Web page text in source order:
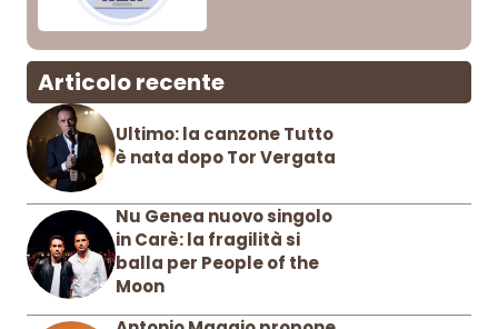
Articolo recente
Ultimo: la canzone Tutto
è nata dopo Tor Vergata
Nu Genea nuovo singolo
in Carè: la fragilità si
balla per People of the
Moon